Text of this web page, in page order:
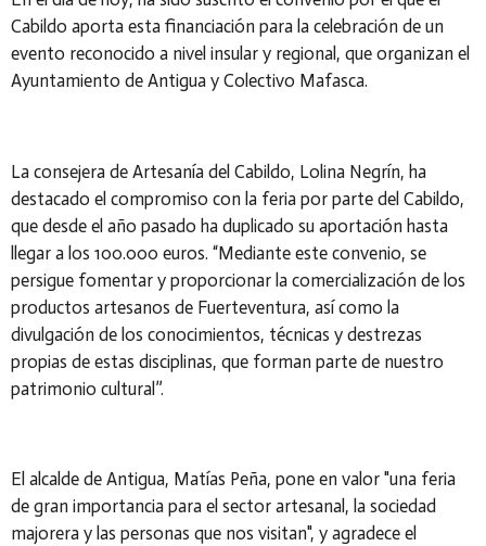
Cabildo aporta esta financiación para la celebración de un
evento reconocido a nivel insular y regional, que organizan el
Ayuntamiento de Antigua y Colectivo Mafasca.
La consejera de Artesanía del Cabildo, Lolina Negrín, ha
destacado el compromiso con la feria por parte del Cabildo,
que desde el año pasado ha duplicado su aportación hasta
llegar a los 100.000 euros. “Mediante este convenio, se
persigue fomentar y proporcionar la comercialización de los
productos artesanos de Fuerteventura, así como la
divulgación de los conocimientos, técnicas y destrezas
propias de estas disciplinas, que forman parte de nuestro
patrimonio cultural”.
El alcalde de Antigua, Matías Peña, pone en valor "una feria
de gran importancia para el sector artesanal, la sociedad
majorera y las personas que nos visitan", y agradece el